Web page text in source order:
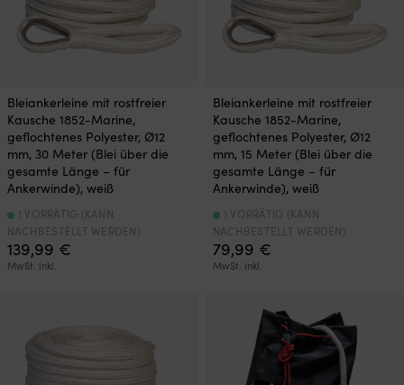
Bleiankerleine mit rostfreier
Kausche 1852-Marine,
geflochtenes Polyester, Ø12
mm, 30 Meter (Blei über die
gesamte Länge – für
Ankerwinde), weiß
139,99 €
MwSt. inkl.
1 VORRÄTIG (KANN
NACHBESTELLT WERDEN)
Bleiankerleine mit rostfreier
Kausche 1852-Marine,
geflochtenes Polyester, Ø12
mm, 15 Meter (Blei über die
gesamte Länge – für
Ankerwinde), weiß
79,99 €
MwSt. inkl.
1 VORRÄTIG (KANN
NACHBESTELLT WERDEN)